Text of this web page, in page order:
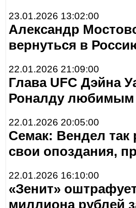
23.01.2026 13:02:00
Александр
вернуться в
22.01.2026 21:09:00
Глава UFC Дэйна
Роналду любимым
22.01.2026 20:05:00
Семак: Вендел так
свои опоздания,
22.01.2026 16:10:00
«Зенит»
миллиона рублей